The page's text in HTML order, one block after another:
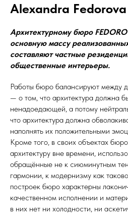
Alexandra
Архитектурному бюро
основную массу
составляют частные
общественные интерьеры.
Работы бюро балансируют между
— о том, что архитектура должна
ненадоедающей, а потому
что архитектура должна
наполнять их положительными
Кроме того, в своих объектах
архитектуру вне времени,
обращённые не к сиюминутным
гармонии, к модернизму как
построек бюро характерны
качественном исполнении и
в них нет ни холодности, ни